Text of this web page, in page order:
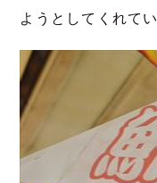
ようとしてくれて